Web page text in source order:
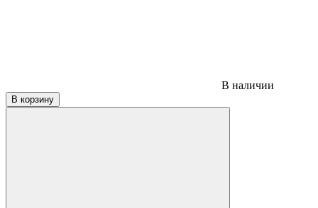
В наличии
В корзину